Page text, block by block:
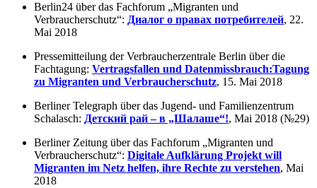
Berlin24 über das Fachforum „Migranten und
Verbraucherschutz“: Диалог о правах потребителей, 22.
Mai 2018
Pressemitteilung der Verbraucherzentrale Berlin über die
Fachtagung: Vertragsfallen und Datenmissbrauch:Tagung
zu Migranten und Verbraucherschutz, 15. Mai 2018
Berliner Telegraph über das Jugend- und Familienzentrum
Schalasch: Детский рай – в „Шалаше“!, Mai 2018 (№29)
Berliner Zeitung über das Fachforum „Migranten und
Verbraucherschutz“: Digitale Aufklärung Projekt will
Migranten im Netz helfen, ihre Rechte zu verstehen, Mai
2018